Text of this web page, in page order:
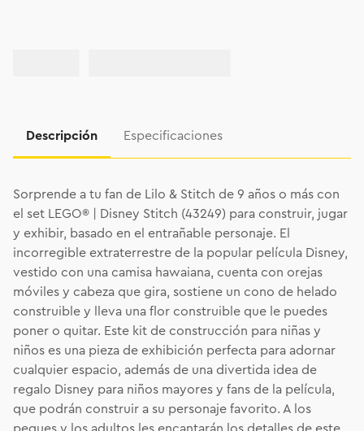
Descripción Especificaciones
Sorprende a tu fan de Lilo & Stitch de 9 años o más con
el set LEGO® | Disney Stitch (43249) para construir, jugar
y exhibir, basado en el entrañable personaje. El
incorregible extraterrestre de la popular película Disney,
vestido con una camisa hawaiana, cuenta con orejas
móviles y cabeza que gira, sostiene un cono de helado
construible y lleva una flor construible que le puedes
poner o quitar. Este kit de construcción para niñas y
niños es una pieza de exhibición perfecta para adornar
cualquier espacio, además de una divertida idea de
regalo Disney para niños mayores y fans de la película,
que podrán construir a su personaje favorito. A los